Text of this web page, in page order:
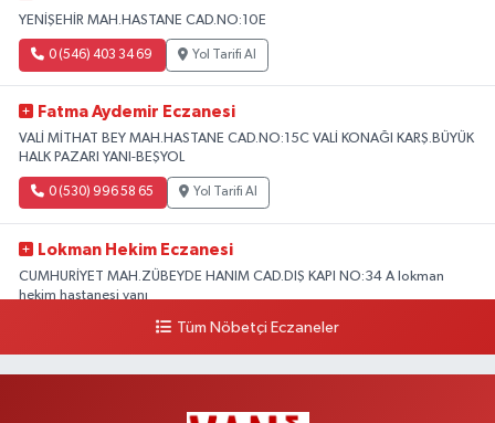
YENİŞEHİR MAH.HASTANE CAD.NO:10E
0 (546) 403 34 69 Yol Tarifi Al
Fatma Aydemir Eczanesi
VALİ MİTHAT BEY MAH.HASTANE CAD.NO:15C VALİ KONAĞI KARŞ.BÜYÜK
HALK PAZARI YANI-BEŞYOL
0 (530) 996 58 65 Yol Tarifi Al
Lokman Hekim Eczanesi
CUMHURİYET MAH.ZÜBEYDE HANIM CAD.DIŞ KAPI NO:34 A lokman
hekim hastanesi yanı
Yol Tarifi Al
Vanyolu Caddesi Yeni Diş Hastanesi Yanı NO:102F
Tüm Nöbetçi Eczaneler